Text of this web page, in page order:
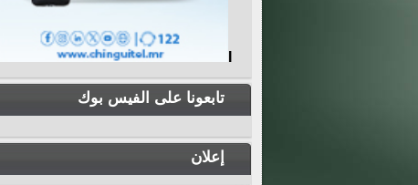
تابعونا على الفيس بوك
إعلان